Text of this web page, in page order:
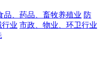
品、药品、畜牧养殖业 防
行业 市政、物业、环卫行业